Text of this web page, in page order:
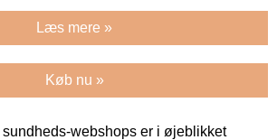
Læs mere »
Køb nu »
webshops er i øjeblikket